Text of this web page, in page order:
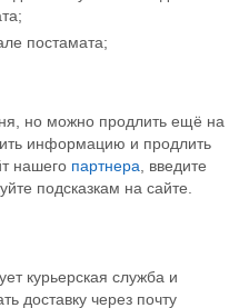
постамата;
но можно продлить ещё на
информацию и продлить
нашего партнера , введите
подсказкам на сайте.
курьерская служба и
доставку через почту